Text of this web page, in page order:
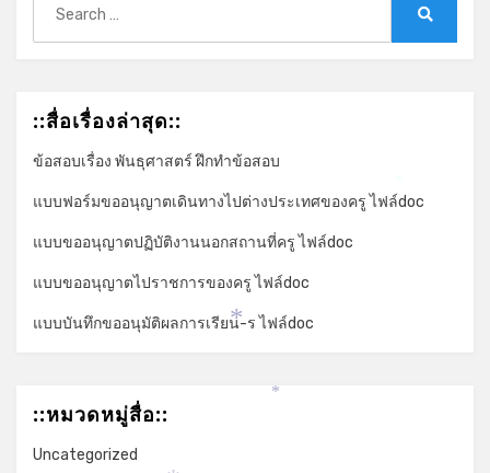
for:
::สื่อเรื่องล่าสุด::
ข้อสอบเรื่อง พันธุศาสตร์ ฝึกทำข้อสอบ
แบบฟอร์มขออนุญาตเดินทางไปต่างประเทศของครู ไฟล์doc
แบบขออนุญาตปฏิบัติงานนอกสถานที่ครู ไฟล์doc
แบบขออนุญาตไปราชการของครู ไฟล์doc
แบบบันทึกขออนุมัติผลการเรียน-ร ไฟล์doc
::หมวดหมู่สื่อ::
Uncategorized
*
*